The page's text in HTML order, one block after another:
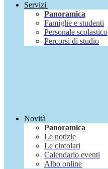
Servizi
Panoramica
Famiglie e studenti
Personale scolastico
Percorsi di studio
Novità
Panoramica
Le notizie
Le circolari
Calendario eventi
Albo online